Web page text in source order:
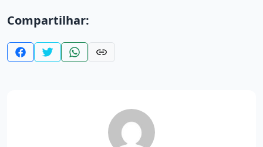
Compartilhar: